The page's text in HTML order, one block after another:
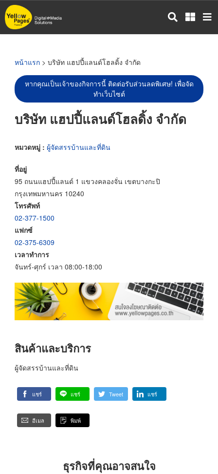
ข้าม
ไป
หน้าแรก > บริษัท แฮปปี้แลนด์โฮลดิ้ง จำกัด
หากคุณเป็นเจ้าของกิจการนี้ ติดต่อรับส่วนลดพิเศษ! เพื่อจัด
ทำเว็บไซต์
บริษัท แฮปปี้แลนด์โฮลดิ้ง จำกัด
หมวดหมู่ : ผู้จัดสรรบ้านและที่ดิน
ที่อยู่
95 ถนนแฮปปี้แลนด์ 1 แขวงคลองจั่น เขตบางกะปิ
กรุงเทพมหานคร 10240
โทรศัพท์
02-377-1500
แฟกซ์
02-375-6309
เวลาทำการ
จันทร์-ศุกร์ เวลา 08:00-18:00
สินค้าและบริการ
ผู้จัดสรรบ้านและที่ดิน
แชร์ แชร์ Tweet แชร์
อีเมล พิมพ์
ธุรกิจที่คุณอาจสนใจ